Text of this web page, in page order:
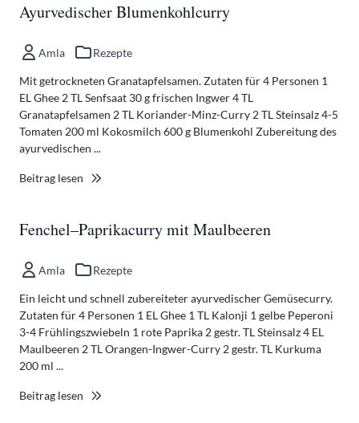
Ayurvedischer Blumenkohlcurry
Amla Rezepte
Mit getrockneten Granatapfelsamen. Zutaten für 4 Personen 1
EL Ghee 2 TL Senfsaat 30 g frischen Ingwer 4 TL
Granatapfelsamen 2 TL Koriander-Minz-Curry 2 TL Steinsalz 4-5
Tomaten 200 ml Kokosmilch 600 g Blumenkohl Zubereitung des
ayurvedischen ...
Beitrag lesen
Fenchel–Paprikacurry mit Maulbeeren
Amla Rezepte
Ein leicht und schnell zubereiteter ayurvedischer Gemüsecurry.
Zutaten für 4 Personen 1 EL Ghee 1 TL Kalonji 1 gelbe Peperoni
3-4 Frühlingszwiebeln 1 rote Paprika 2 gestr. TL Steinsalz 4 EL
Maulbeeren 2 TL Orangen-Ingwer-Curry 2 gestr. TL Kurkuma
200 ml ...
Beitrag lesen